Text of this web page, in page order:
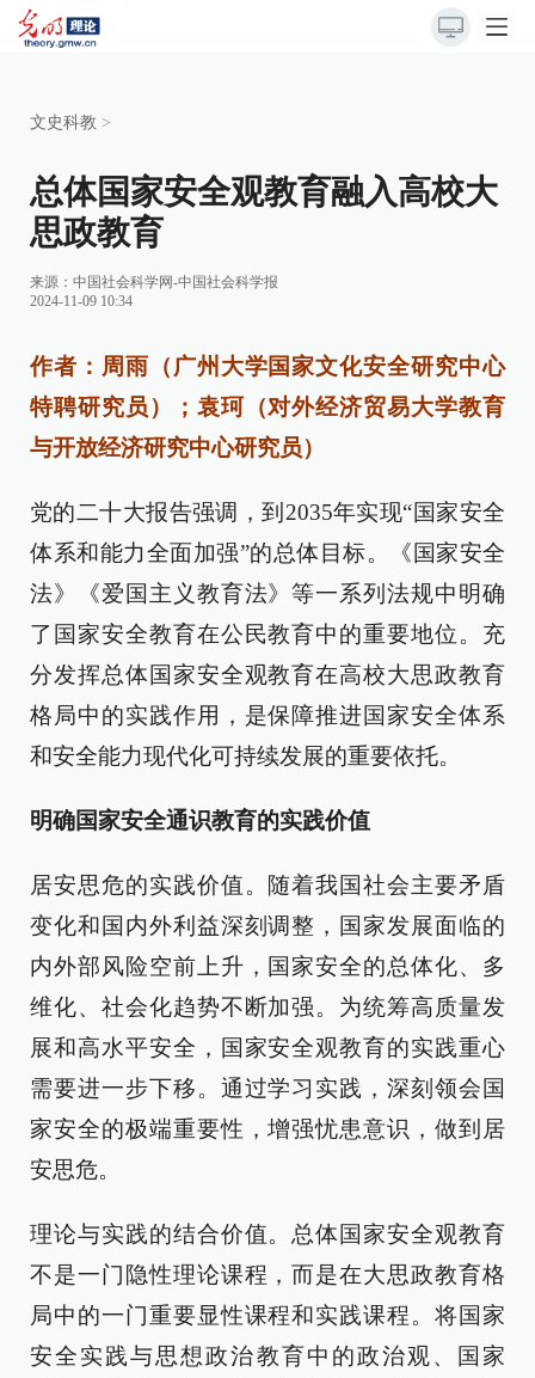
文史科教 >
总体国家安全观教育融入高校大
思政教育
来源： 中国社会科学网-中国社会科学报
2024-11-09 10:34
作者：周雨（广州大学国家文化安全研究中心
特聘研究员）；袁珂（对外经济贸易大学教育
与开放经济研究中心研究员）
党的二十大报告强调，到2035年实现“国家安全
体系和能力全面加强”的总体目标。《国家安全
法》《爱国主义教育法》等一系列法规中明确
了国家安全教育在公民教育中的重要地位。充
分发挥总体国家安全观教育在高校大思政教育
格局中的实践作用，是保障推进国家安全体系
和安全能力现代化可持续发展的重要依托。
明确国家安全通识教育的实践价值
居安思危的实践价值。随着我国社会主要矛盾
变化和国内外利益深刻调整，国家发展面临的
内外部风险空前上升，国家安全的总体化、多
维化、社会化趋势不断加强。为统筹高质量发
展和高水平安全，国家安全观教育的实践重心
需要进一步下移。通过学习实践，深刻领会国
家安全的极端重要性，增强忧患意识，做到居
安思危。
理论与实践的结合价值。总体国家安全观教育
不是一门隐性理论课程，而是在大思政教育格
局中的一门重要显性课程和实践课程。将国家
安全实践与思想政治教育中的政治观、国家